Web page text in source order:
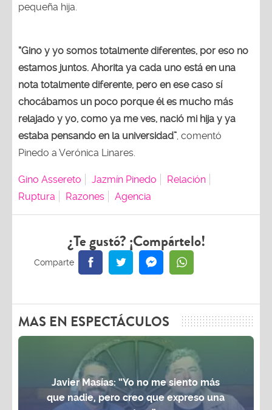
pequeña hija.
“Gino y yo somos totalmente diferentes, por eso no
estamos juntos. Ahorita ya cada uno está en una
nota totalmente diferente, pero en ese caso sí
chocábamos un poco porque él es mucho más
relajado y yo, como ya me ves, nació mi hija y ya
estaba pensando en la universidad” , comentó
Pinedo a Verónica Linares.
Gino Assereto Jazmín Pinedo
Relación
Ruptura
Razones Agencia
¿Te gustó? ¡Compártelo!
MAS EN ESPECTÁCULOS
Javier Masías: “Yo no me siento más
que nadie, pero creo que expreso una